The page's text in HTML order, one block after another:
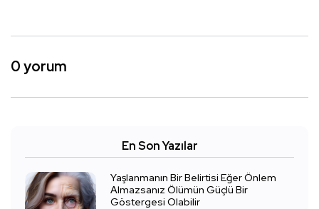
0 yorum
En Son Yazılar
Yaşlanmanın Bir Belirtisi Eğer Önlem
Almazsanız Ölümün Güçlü Bir
Göstergesi Olabilir